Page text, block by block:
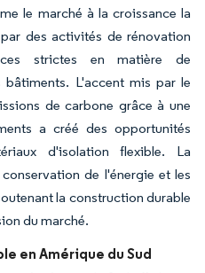
le marché à la croissance la
des activités de rénovation
strictes en matière de
L'accent mis par le
de carbone grâce à une
a créé des opportunités
d'isolation flexible. La
de l'énergie et les
la construction durable
du marché.
en Amérique du Sud